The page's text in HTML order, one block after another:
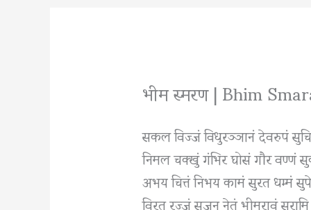
भीम स्मरण | Bhim
सकल विज्जं विधुर‌‌‍‌ञ्ञानं देवरुपं
निमल चक्खुं गंभिर घोसं गौर वण्णं
अभय चित्तं निभय कामं सुरत धम्मं